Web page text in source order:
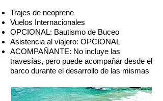
Trajes de neoprene
Vuelos Internacionales
OPCIONAL: Bautismo de Buceo
Asistencia al viajero: OPCIONAL
ACOMPAÑANTE: No incluye las
travesías, pero puede acompañar desde el
barco durante el desarrollo de las mismas